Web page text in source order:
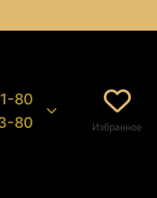
80
80
Избранное